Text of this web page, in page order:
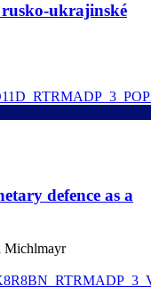
rusko-ukrajinské
defence as a
Michlmayr